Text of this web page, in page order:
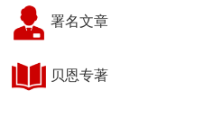
署名文章
贝恩专著